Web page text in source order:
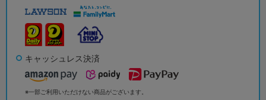
キャッシュレス決済
※一部ご利用いただけない商品がございます。